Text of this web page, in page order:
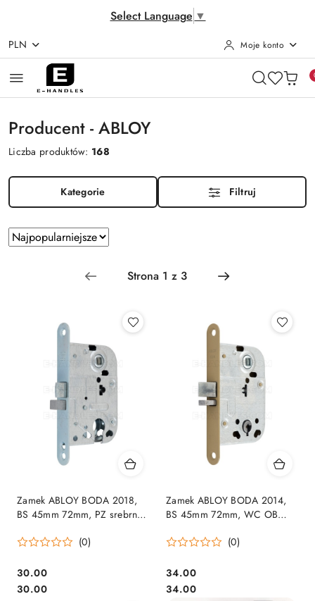
Select Language ▼
Przejdź do treści głównej
Przejdź do wyszukiwarki
Przejdź do moje konto
Przejdź do menu głównego
Przejdź do stopki
PLN Moje konto
Producent - ABLOY
Liczba produktów: 168
Kategorie Filtruj
Zastosowano
sortowanie:
Najpopularniejsze.
Sortuj
według
Zamek ABLOY BODA 2018,
BS 45mm 72mm, PZ srebrny
(0)
Cena:
30.00
Cena:
30.00
Zamek ABLOY BODA 2014,
BS 45mm 72mm, WC OB
(0)
Cena:
34.00
Cena:
34.00